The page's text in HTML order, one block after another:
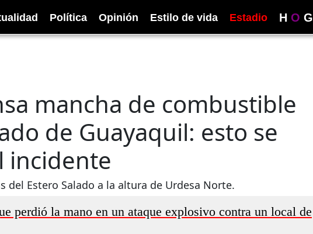
Política Opinión Estilo de vida Estadio H O G
mancha de combustible
de Guayaquil: esto se
incidente
del Estero Salado a la altura de Urdesa Norte.
perdió la mano en un ataque explosivo contra un local de